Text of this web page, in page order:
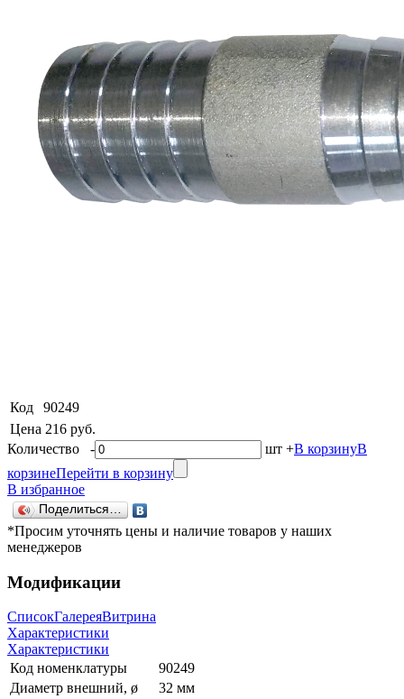
Код
90249
Цена 216 руб.
Количество - шт +В корзинуВ
корзинеПерейти в корзину
В избранное
Поделиться…
*Просим уточнять цены и наличие товаров у наших
менеджеров
Модификации
СписокГалереяВитрина
Характеристики
Характеристики
Код номенклатуры
90249
Диаметр внешний, ø
32 мм